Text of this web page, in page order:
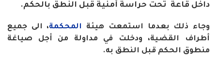
داخل قاعة تحت حراسة أمنية قبل النطق بالحكم.
وجاء ذلك بعدما استمعت هيئة المحكمة، الى جميع
أطراف القضية، ودخلت في مداولة من أجل صياغة
منطوق الحكم قبل النطق به.